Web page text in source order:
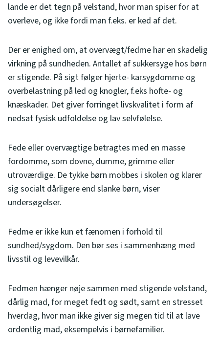
lande er det tegn på velstand, hvor man spiser for at
overleve, og ikke fordi man f.eks. er ked af det.
Der er enighed om, at overvægt/fedme har en skadelig
virkning på sundheden. Antallet af sukkersyge hos børn
er stigende. På sigt følger hjerte- karsygdomme og
overbelastning på led og knogler, f.eks hofte- og
knæskader. Det giver forringet livskvalitet i form af
nedsat fysisk udfoldelse og lav selvfølelse.
Fede eller overvægtige betragtes med en masse
fordomme, som dovne, dumme, grimme eller
utroværdige. De tykke børn mobbes i skolen og klarer
sig socialt dårligere end slanke børn, viser
undersøgelser.
Fedme er ikke kun et fænomen i forhold til
sundhed/sygdom. Den bør ses i sammenhæng med
livsstil og levevilkår.
Fedmen hænger nøje sammen med stigende velstand,
dårlig mad, for meget fedt og sødt, samt en stresset
hverdag, hvor man ikke giver sig megen tid til at lave
ordentlig mad, eksempelvis i børnefamilier.